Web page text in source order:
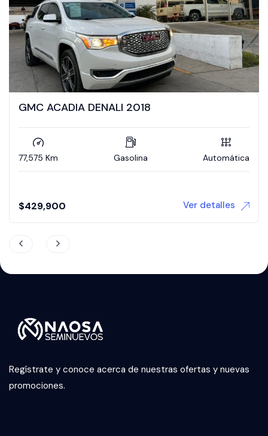
DENALI 2018
Gasolina Automática 156,389 Km
$330,000
Regístrate y conoce acerca de nuestras ofertas y nuevas
promociones.